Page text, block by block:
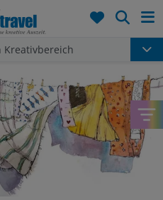
Kreativbereich